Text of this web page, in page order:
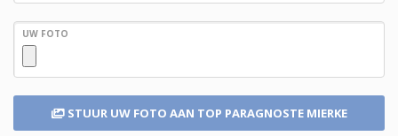
UW FOTO
STUUR UW FOTO AAN TOP PARAGNOSTE MIERKE